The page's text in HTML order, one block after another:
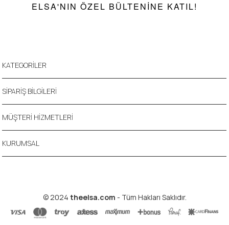
ELSA'NIN ÖZEL BÜLTENINE KATIL!
KATEGORİLER
SİPARİŞ BİLGİLERİ
MÜŞTERİ HİZMETLERİ
KURUMSAL
© 2024 theelsa.com - Tüm Hakları Saklıdır.